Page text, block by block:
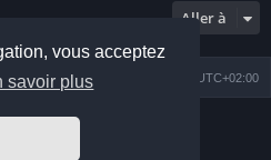
vous acceptez
savoir plus
Aller à
UTC+02:00
contacter
Software © phpBB Limited
by